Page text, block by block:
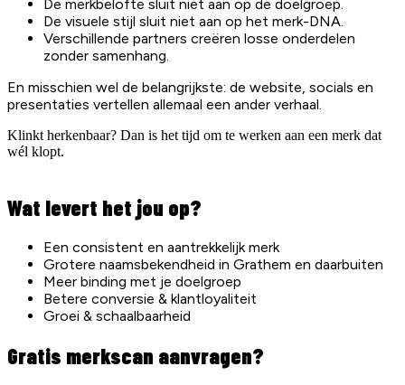
De merkbelofte sluit niet aan op de doelgroep.
De visuele stijl sluit niet aan op het merk-DNA.
Verschillende partners creëren losse onderdelen
zonder samenhang.
En misschien wel de belangrijkste: de website, socials en
presentaties vertellen allemaal een ander verhaal.
Klinkt herkenbaar? Dan is het tijd om te werken aan een merk dat
wél klopt.
Wat levert het jou op?
Een consistent en aantrekkelijk merk
Grotere naamsbekendheid in Grathem en daarbuiten
Meer binding met je doelgroep
Betere conversie & klantloyaliteit
Groei & schaalbaarheid
Gratis merkscan aanvragen?